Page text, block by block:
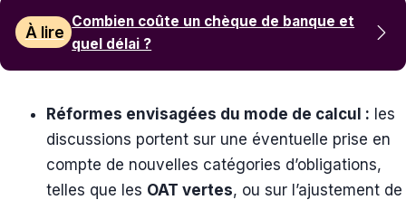
À lire
Combien coûte un chèque de banque et
quel délai ?
Réformes envisagées du mode de calcul : les
discussions portent sur une éventuelle prise en
compte de nouvelles catégories d’obligations,
telles que les OAT vertes, ou sur l’ajustement de